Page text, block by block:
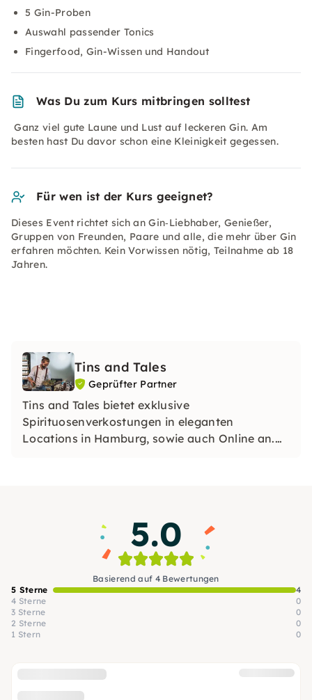
5 Gin-Proben
Auswahl passender Tonics
Fingerfood, Gin-Wissen und Handout
Was Du zum Kurs mitbringen solltest
Ganz viel gute Laune und Lust auf leckeren Gin. Am
besten hast Du davor schon eine Kleinigkeit gegessen.
Für wen ist der Kurs geeignet?
Dieses Event richtet sich an Gin‑Liebhaber, Genießer,
Gruppen von Freunden, Paare und alle, die mehr über Gin
erfahren möchten. Kein Vorwissen nötig, Teilnahme ab 18
Jahren.
Tins and Tales
Geprüfter Partner
Tins and Tales bietet exklusive
Spirituosenverkostungen in eleganten
Locations in Hamburg, sowie auch Online an.
5.0
Basierend auf 4 Bewertungen
5 Sterne
4
4 Sterne
0
3 Sterne
0
2 Sterne
0
1 Stern
0